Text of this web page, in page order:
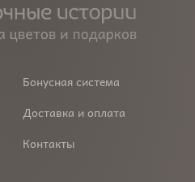
Бонусная система
Доставка и оплата
Контакты